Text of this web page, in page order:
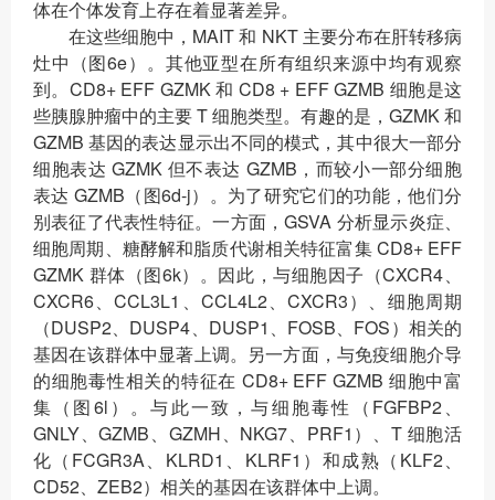
体在个体发育上存在着显著差异。
在这些细胞中，MAIT 和 NKT 主要分布在肝转移病
灶中（图6e）。其他亚型在所有组织来源中均有观察
到。CD8+ EFF GZMK 和 CD8 + EFF GZMB 细胞是这
些胰腺肿瘤中的主要 T 细胞类型。有趣的是，GZMK 和
GZMB 基因的表达显示出不同的模式，其中很大一部分
细胞表达 GZMK 但不表达 GZMB，而较小一部分细胞
表达 GZMB（图6d-j）。为了研究它们的功能，他们分
别表征了代表性特征。一方面，GSVA 分析显示炎症、
细胞周期、糖酵解和脂质代谢相关特征富集 CD8+ EFF
GZMK 群体（图6k）。因此，与细胞因子（CXCR4、
CXCR6、CCL3L1、CCL4L2、CXCR3）、细胞周期
（DUSP2、DUSP4、DUSP1、FOSB、FOS）相关的
基因在该群体中显著上调。另一方面，与免疫细胞介导
的细胞毒性相关的特征在 CD8+ EFF GZMB 细胞中富
集（图6l）。与此一致，与细胞毒性（FGFBP2、
GNLY、GZMB、GZMH、NKG7、PRF1）、T 细胞活
化（FCGR3A、KLRD1、KLRF1）和成熟（KLF2、
CD52、ZEB2）相关的基因在该群体中上调。